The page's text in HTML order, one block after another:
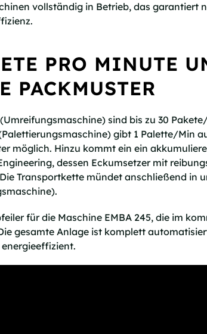
vollständig in Betrieb, das garantiert
PRO MINUTE
PACKMUSTER
sind bis zu 30
gibt 1 Palette/Min
möglich. Hinzu kommt ein ein
dessen Eckumsetzer mit
Transportkette mündet anschließend in
für die Maschine EMBA 245, die im
gesamte Anlage ist komplett